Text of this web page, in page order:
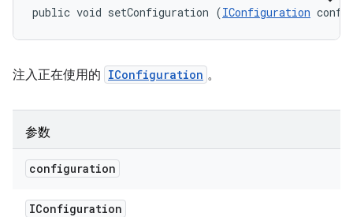
public void setConfiguration (IConfiguration
注入正在使用的 IConfiguration 。
参数
configuration
IConfiguration